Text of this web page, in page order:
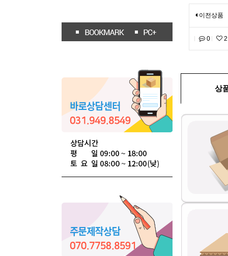
이전상품
0 2
상